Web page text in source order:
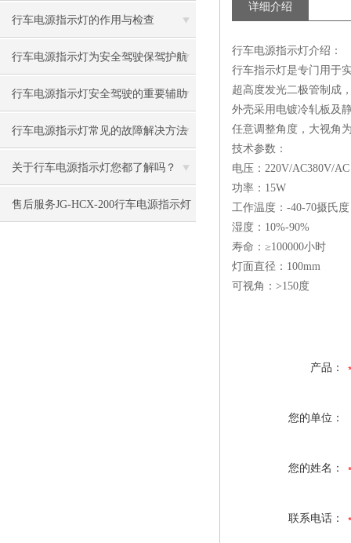
行车电源指示灯的作用与检查
行车电源指示灯为安全驾驶保驾护航
行车电源指示灯安全驾驶的重要辅助
设备
行车电源指示灯常见的故障解决方法
介绍
关于行车电源指示灯您都了解吗？
售后服务JG-HCX-200行车电源指示灯
详细介绍
行车电源指示灯介绍：
行车指示灯是专门用于
超高度发光二极管制成
外壳采用电镀冷轧板及
任意调整角度，大视角
技术参数：
电压：220V/AC380V/
功率：15W
工作温度：-40-70摄氏度
湿度：10%-90%
寿命：≥100000小时
灯面直径：100mm
可视角：>150度
产品：
您的单位：
您的姓名：
联系电话：